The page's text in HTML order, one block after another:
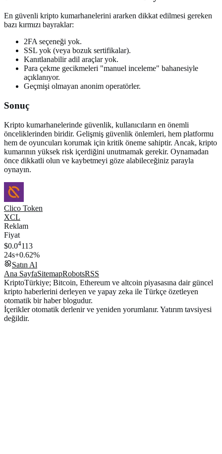
En güvenli kripto kumarhanelerini ararken dikkat edilmesi gereken
bazı kırmızı bayraklar:
2FA seçeneği yok.
SSL yok (veya bozuk sertifikalar).
Kanıtlanabilir adil araçlar yok.
Para çekme gecikmeleri "manuel inceleme" bahanesiyle
açıklanıyor.
Geçmişi olmayan anonim operatörler.
Sonuç
Kripto kumarhanelerinde güvenlik, kullanıcıların en önemli
önceliklerinden biridir. Gelişmiş güvenlik önlemleri, hem platformu
hem de oyuncuları korumak için kritik öneme sahiptir. Ancak, kripto
kumarının yüksek risk içerdiğini unutmamak gerekir. Oynamadan
önce dikkatli olun ve kaybetmeyi göze alabileceğiniz parayla
oynayın.
Clico Token
XCL
Reklam
Fiyat
$0.04113
24s+0.62%
Satın Al
Ana SayfaSitemapRobotsRSS
KriptoTürkiye; Bitcoin, Ethereum ve altcoin piyasasına dair güncel
kripto haberlerini derleyen ve yapay zeka ile Türkçe özetleyen
otomatik bir haber blogudur.
İçerikler otomatik derlenir ve yeniden yorumlanır. Yatırım tavsiyesi
değildir.